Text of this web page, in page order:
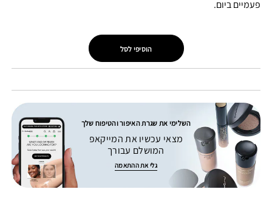
פעמיים ביום.
השלימי את שגרת האיפור והטיפוח שלך
מצאי עכשיו את המייקאפ
המושלם עבורך
גלי את ההתאמה
הוסיפי לסל